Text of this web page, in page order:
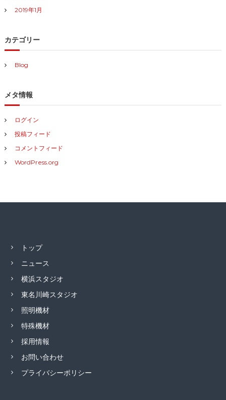
2019年1月
カテゴリー
Blog
メタ情報
ログイン
投稿フィード
コメントフィード
WordPress.org
トップ
ニュース
横浜スタジオ
東名川崎スタジオ
照明機材
特殊機材
採用情報
お問い合わせ
プライバシーポリシー